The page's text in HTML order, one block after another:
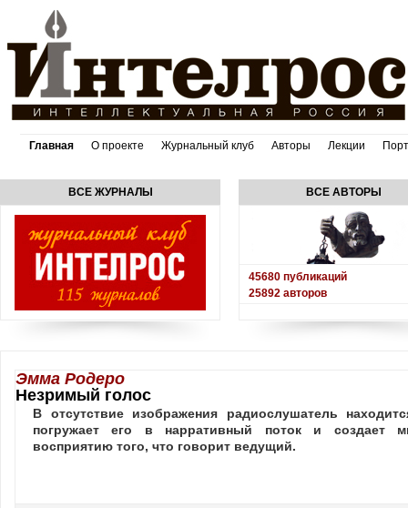
Главная О проекте Журнальный клуб Авторы Лекции
ВСЕ ЖУРНАЛЫ ВСЕ АВТОРЫ
45680 публикаций
25892 авторов
Эмма Родеро
Незримый голос
В отсутствие изображения радиослушатель
погружает его в нарративный поток и создает
восприятию того, что говорит ведущий.